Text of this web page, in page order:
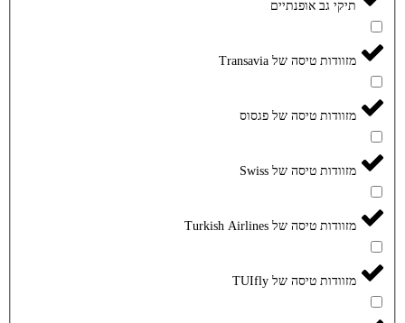
תיקי גב אופנתיים
מזוודות טיסה של Transavia
מזוודות טיסה של פגסוס
מזוודות טיסה של Swiss
מזוודות טיסה של Turkish Airlines
מזוודות טיסה של TUIfly